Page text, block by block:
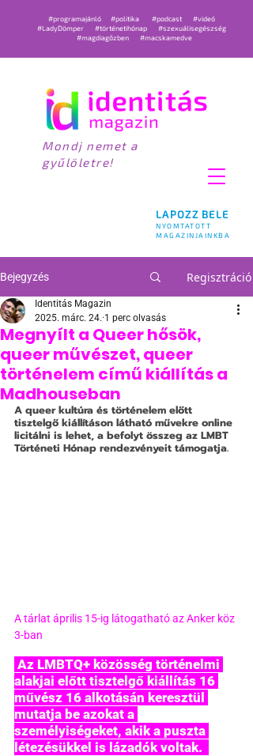
LAPOZZ BELE
NYOMTATOTT
MAGAZINJAINKBA
#programajánló #politika #podcast
#videó
#LadyDömper
#történetihónap
#szexuálisegészség
#magdiagőzben
#macskamedve
Mondj nemet a
gyűlöletre!
Bejegyzés Regisztráció
Megnyílt a Queer hősök,
queer művészet, queer
történelem című kiállítás a
Madhouseban
Identitás Magazin
2025. márc. 24. 1 perc olvasás
A queer kultúra és történelem előtt
tisztelgő kiállításon látható művekre online
licitálni is lehet, a befolyt összeg az LMBT
Történeti Hónap rendezvényeit támogatja.
A tárlat április 15-ig látogatható az Anker köz
3-ban
alakjai előtt tisztelgő kiállítás 16
művész 16 alkotásán keresztül
mutatja be azokat a
személyiségeket, akik a puszta
létezésükkel is lázadók voltak.